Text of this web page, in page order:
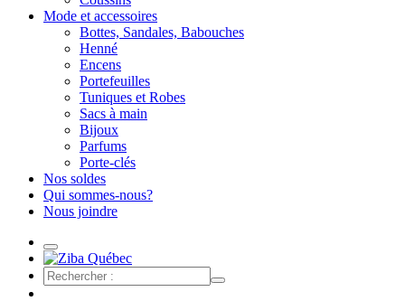
Mode et accessoires
Bottes, Sandales, Babouches
Henné
Encens
Portefeuilles
Tuniques et Robes
Sacs à main
Bijoux
Parfums
Porte-clés
Nos soldes
Qui sommes-nous?
Nous joindre